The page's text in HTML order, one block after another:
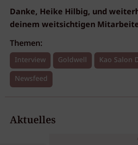
Danke, Heike Hilbig, und
deinem weitsichtigen
Themen:
Interview Goldwell
Kao Salon
Newsfeed
Aktuelles